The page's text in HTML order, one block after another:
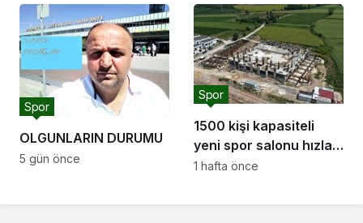
OLGUNLARIN DURUMU
Spor
5 gün önce
1500 kişi kapasiteli
yeni spor salonu hızla
yükseliyor: “Salon
Spor
1 hafta önce